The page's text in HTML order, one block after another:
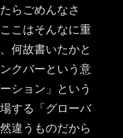
らごめんなさ
こはそんなに重
何故書いたかと
クバーという意
ション」という
する「グローバ
違うものだから